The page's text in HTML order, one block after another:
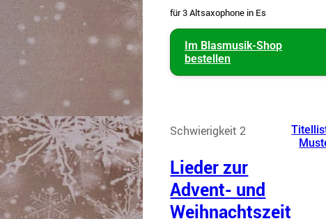
für 3 Altsaxophone in Es
Im Blasmusik-Shop
bestellen
Schwierigkeit 2
Lieder zur
Advent- und
Weihnachtszeit